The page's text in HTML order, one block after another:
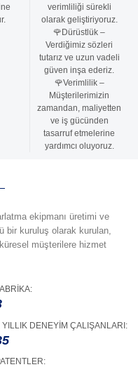
verimliliği sürekli
olarak geliştiriyoruz.
🌹Dürüstlük –
Verdiğimiz sözleri
tutarız ve uzun vadeli
güven inşa ederiz.
🌹Verimlilik –
Müşterilerimizin
zamandan, maliyetten
ve iş gücünden
tasarruf etmelerine
yardımcı oluyoruz.
ekipmanı üretimi ve
bir kuruluş olarak kurulan,
müşterilere hizmet
YILLIK DENEYİM ÇALIŞANLARI: